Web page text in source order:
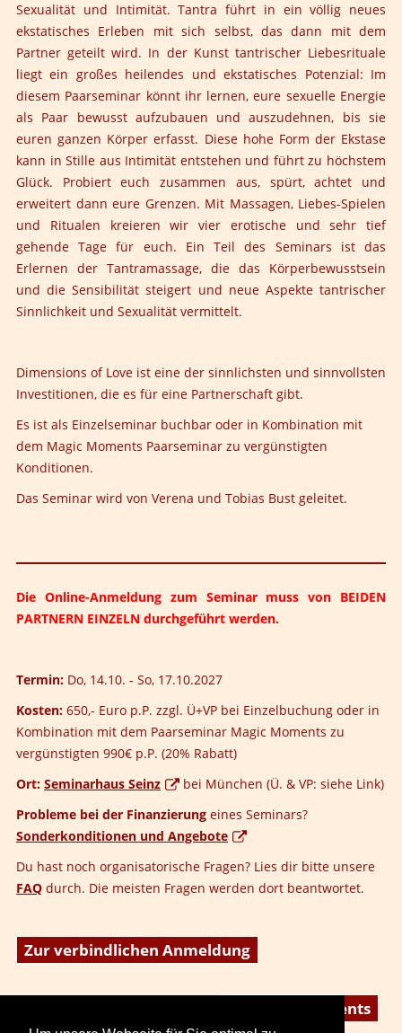
Sexualität und Intimität. Tantra führt in ein völlig neues
ekstatisches Erleben mit sich selbst, das dann mit dem
Partner geteilt wird. In der Kunst tantrischer Liebesrituale
liegt ein großes heilendes und ekstatisches Potenzial: Im
diesem Paarseminar könnt ihr lernen, eure sexuelle Energie
als Paar bewusst aufzubauen und auszudehnen, bis sie
euren ganzen Körper erfasst. Diese hohe Form der Ekstase
kann in Stille aus Intimität entstehen und führt zu höchstem
Glück. Probiert euch zusammen aus, spürt, achtet und
erweitert dann eure Grenzen. Mit Massagen, Liebes-Spielen
und Ritualen kreieren wir vier erotische und sehr tief
gehende Tage für euch. Ein Teil des Seminars ist das
Erlernen der Tantramassage, die das Körperbewusstsein
und die Sensibilität steigert und neue Aspekte tantrischer
Sinnlichkeit und Sexualität vermittelt.
Dimensions of Love ist eine der sinnlichsten und sinnvollsten
Investitionen, die es für eine Partnerschaft gibt.
Es ist als Einzelseminar buchbar oder in Kombination mit
dem Magic Moments Paarseminar zu vergünstigten
Konditionen.
Das Seminar wird von Verena und Tobias Bust geleitet.
Die Online-Anmeldung zum Seminar muss von BEIDEN
PARTNERN EINZELN durchgeführt werden.
Termin: Do, 14.10. - So, 17.10.2027
Kosten: 650,- Euro p.P. zzgl. Ü+VP bei Einzelbuchung oder in
Kombination mit dem Paarseminar Magic Moments zu
vergünstigten 990€ p.P. (20% Rabatt)
Ort: Seminarhaus Seinz
bei München (Ü. & VP: siehe Link)
Probleme bei der Finanzierung eines Seminars?
Sonderkonditionen und Angebote
Du hast noch organisatorische Fragen? Lies dir bitte unsere
FAQ durch. Die meisten Fragen werden dort beantwortet.
Zur verbindlichen Anmeldung
Zu Magic Moments